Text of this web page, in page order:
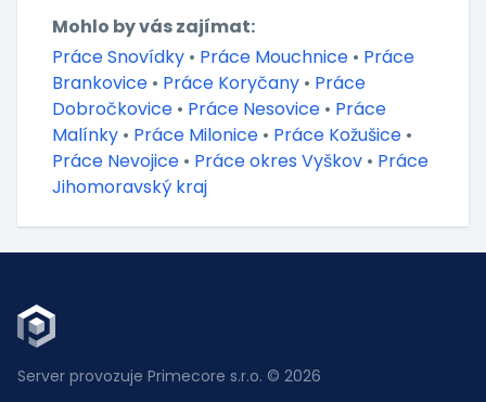
Mohlo by vás zajímat:
Práce Snovídky • Práce Mouchnice • Práce
Brankovice • Práce Koryčany • Práce
Dobročkovice • Práce Nesovice • Práce
Malínky • Práce Milonice • Práce Kožušice •
Práce Nevojice • Práce okres Vyškov • Práce
Jihomoravský kraj
Server provozuje Primecore s.r.o. © 2026